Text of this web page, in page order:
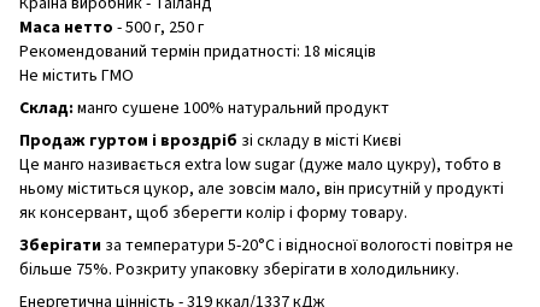
Маса нетто - 500 г, 250 г
Рекомендований термін придатності: 18 місяців
Не містить ГМО
Склад: манго сушене 100% натуральний продукт
Продаж гуртом і вроздріб зі складу в місті Києві
Це манго називається extra low sugar (дуже мало цукру), тобто в
ньому міститься цукор, але зовсім мало, він присутній у продукті
як консервант, щоб зберегти колір і форму товару.
Зберігати за температури 5-20°C і відносної вологості повітря не
більше 75%. Розкриту упаковку зберігати в холодильнику.